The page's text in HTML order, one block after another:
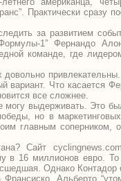
Практически сразу
за развитием
1” Фернандо
команде, где
вариант. Что касается
все сложнее.
могу выдерживать. Это
но в
главным соперником,
Сайт
в 16 миллионов евро.
Однако Контадор
Альберто